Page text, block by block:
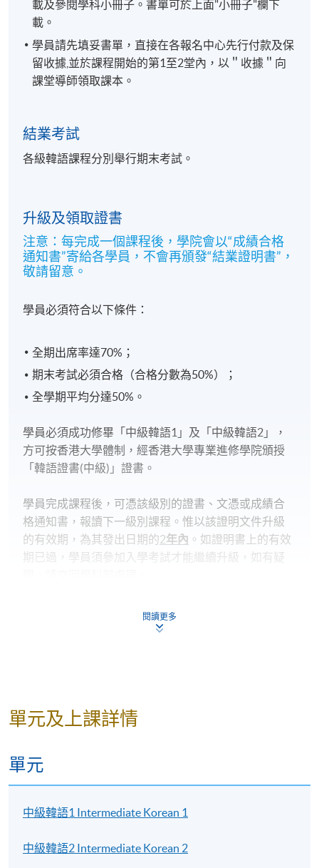
載及參閱學科小冊子。書單可於上面"小冊子"欄下
載。
學員請先填妥書單，直接在各報名中心先行付款及保
留收據,並於課程開始的第1至2堂內，以＂收據＂向
課堂導師領取課本。
結業考試
各級韓語課程分別舉行期末考試。
升級及領取證書
注意：每完成一個課程後，學院會以“成績合格
通知書”寄給各學員，不會再頒發“結業證明書”，
敬請留意。
學員必須符合以下條件：
全期出席率達70%；
期末考試必須合格（合格分數為50%）；
全學期平均分達50%。
學員必須成功修畢「中級韓語1」及「中級韓語2」，
方可按香港大學體制，經香港大學專業進修學院頒授
「韓語證書(中級)」證書。
學員完成課程後，可憑該級別的證書、文憑或成績合
格通知書，報讀下一級別課程。惟以該證明文件升級
的有效期，為其發出日期的2年內 。如證明書上的有效
期已過，學員須參加入學考試才能繼續升級，如有疑
詳情
閱讀更多
單元及上課詳情
單元
中級韓語1 Intermediate Korean 1
中級韓語2 Intermediate Korean 2